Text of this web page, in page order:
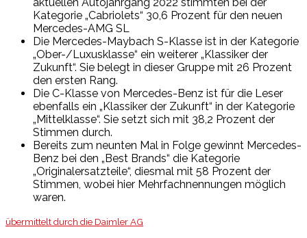
Kategorie „Cabriolets“ 30,6 Prozent für den neuen
Mercedes-AMG SL
Die Mercedes-Maybach S-Klasse ist in der Kategorie
„Ober-/Luxusklasse“ ein weiterer „Klassiker der
Zukunft“. Sie belegt in dieser Gruppe mit 26 Prozent
den ersten Rang.
Die C-Klasse von Mercedes-Benz ist für die Leser
ebenfalls ein „Klassiker der Zukunft“ in der Kategorie
„Mittelklasse“. Sie setzt sich mit 38,2 Prozent der
Stimmen durch.
Bereits zum neunten Mal in Folge gewinnt Mercedes-
Benz bei den „Best Brands“ die Kategorie
„Originalersatzteile“, diesmal mit 58 Prozent der
Stimmen, wobei hier Mehrfachnennungen möglich
waren.
übermittelt durch die Daimler AG